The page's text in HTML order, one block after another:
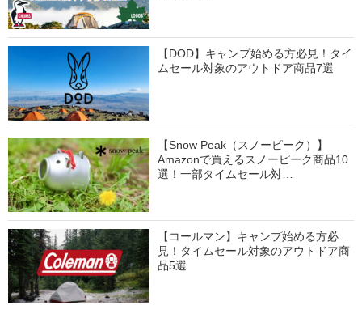
【DOD】キャンプ始める方必見！タイ
ムセール対象のアウトドア商品7選
【Snow Peak（スノーピーク）】
Amazonで買えるスノーピーク商品10
選！一部タイムセール対…
【コールマン】キャンプ始める方必
見！タイムセール対象のアウトドア商
品5選